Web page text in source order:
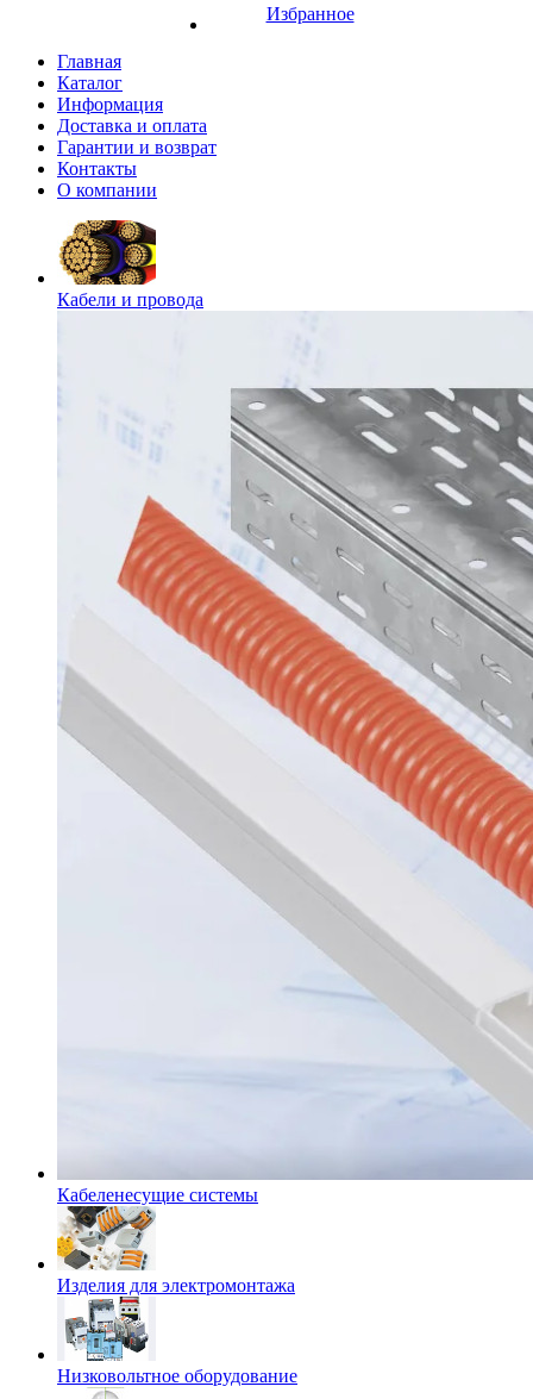
Избранное
Главная
Каталог
Информация
Доставка и оплата
Гарантии и возврат
Контакты
О компании
Кабели и провода
Кабеленесущие системы
Изделия для электромонтажа
Низковольтное оборудование